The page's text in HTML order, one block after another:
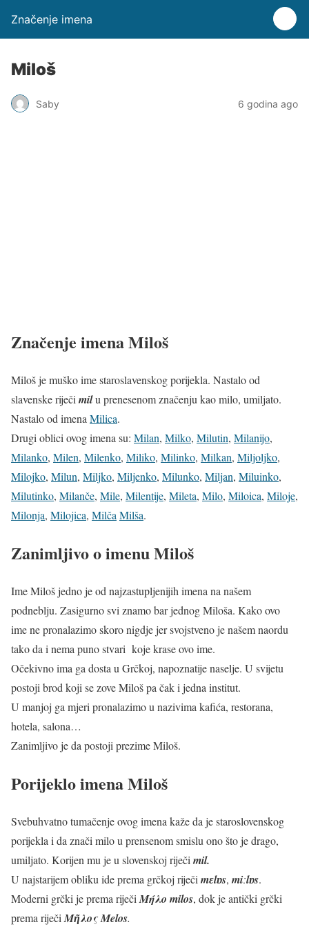
Značenje imena
Miloš
Saby 6 godina ago
Značenje imena Miloš
Miloš je muško ime staroslavenskog porijekla. Nastalo od
slavenske riječi milu prenesenom značenju kao milo, umiljato.
Nastalo od imena Milica.
Drugi oblici ovog imena su: Milan, Milko, Milutin, Milanijo,
Milanko, Milen, Milenko, Miliko, Milinko, Milkan, Miljoljko,
Milojko, Milun, Miljko, Miljenko, Milunko, Miljan, Miluinko,
Milutinko, Milanče, Mile, Milentije, Mileta, Milo, Miloica, Miloje,
Milonja, Milojica, Milča Milša.
Zanimljivo o imenu Miloš
Ime Miloš jedno je od najzastupljenijih imena na našem
podneblju. Zasigurno svi znamo bar jednog Miloša. Kako ovo
ime ne pronalazimo skoro nigdje jer svojstveno je našem naordu
tako da i nema puno stvari koje krase ovo ime.
Očekivno ima ga dosta u Grčkoj, napoznatije naselje. U svijetu
postoji brod koji se zove Miloš pa čak i jedna institut.
U manjoj ga mjeri pronalazimo u nazivima kafića, restorana,
hotela, salona…
Zanimljivo je da postoji prezime Miloš.
Porijeklo imena Miloš
Svebuhvatno tumačenje ovog imena kaže da je staroslovenskog
porijekla i da znači milo u prensenom smislu ono što je drago,
umiljato. Korijen mu je u slovenskoj riječi mil.
U najstarijem obliku ide prema grčkoj riječi mɛlɒs, miːlɒs.
Moderni grčki je prema riječi Μήλο milos, dok je antički grčki
prema riječi Μῆλος Melos.